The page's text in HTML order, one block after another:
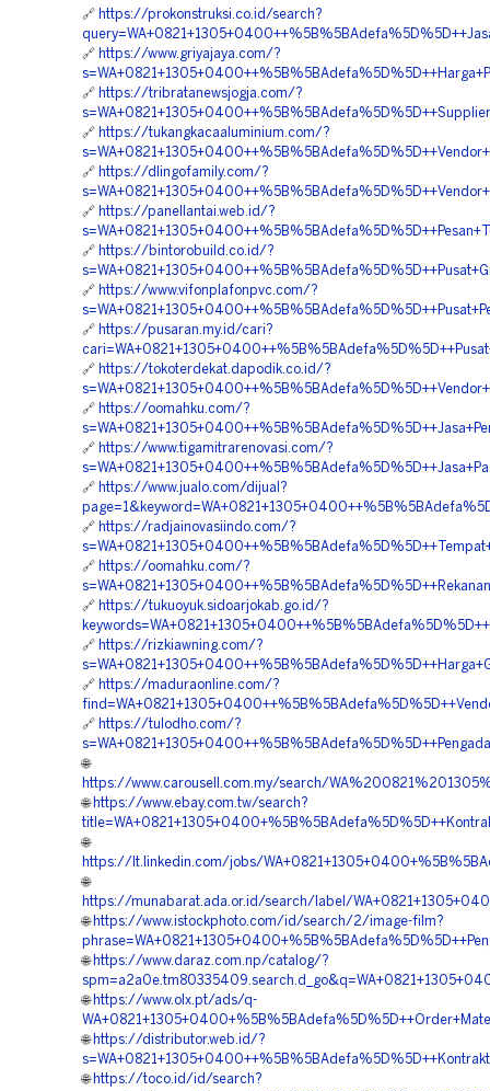
🔗 https://prokonstruksi.co.id/search?
🔗 https://www.griyajaya.com/?
🔗 https://tribratanewsjogja.com/?
🔗 https://tukangkacaaluminium.com/?
🔗 https://dlingofamily.com/?
🔗 https://panellantai.web.id/?
🔗 https://bintorobuild.co.id/?
🔗 https://www.vifonplafonpvc.com/?
🔗 https://pusaran.my.id/cari?
🔗 https://tokoterdekat.dapodik.co.id/?
🔗 https://oomahku.com/?
🔗 https://www.tigamitrarenovasi.com/?
🔗 https://www.jualo.com/dijual?
🔗 https://radjainovasiindo.com/?
🔗 https://oomahku.com/?
🔗 https://tukuoyuk.sidoarjokab.go.id/?
🔗 https://rizkiawning.com/?
🔗 https://maduraonline.com/?
🔗 https://tulodho.com/?
🌐
https://www.carousell.com.my/search/
🌐 https://www.ebay.com.tw/search?
🌐
https://lt.linkedin.com/jobs/
🌐
https://munabarat.ada.or.id/search/label/
🌐 https://www.istockphoto.com/id/search/2/image-film?
🌐 https://www.daraz.com.np/catalog/?
🌐 https://www.olx.pt/ads/q-
🌐 https://distributor.web.id/?
🌐 https://toco.id/id/search?